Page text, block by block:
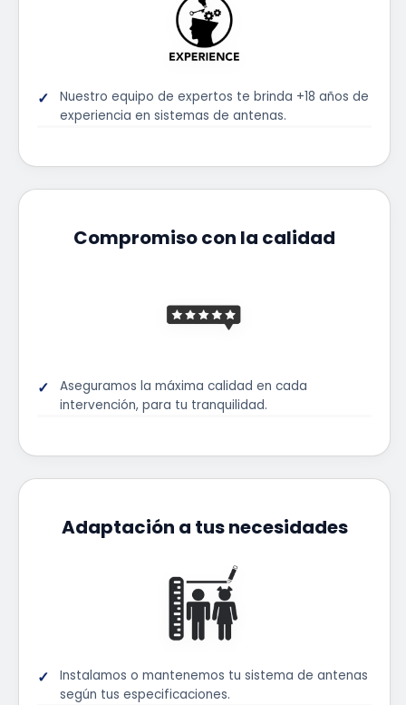
Nuestro equipo de expertos te brinda +18 años de
experiencia en sistemas de antenas.
Compromiso con la calidad
Aseguramos la máxima calidad en cada
intervención, para tu tranquilidad.
Adaptación a tus necesidades
Instalamos o mantenemos tu sistema de antenas
según tus especificaciones.